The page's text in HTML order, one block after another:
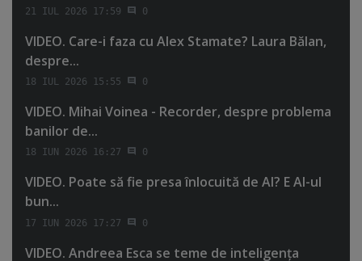
21 IUL 2026 17:59 0
VIDEO. Care-i faza cu Alex Stamate? Laura Bălan,
despre...
18 IUL 2026 15:55 0
VIDEO. Mihai Voinea - Recorder, despre problema
banilor de...
18 IUN 2026 16:27 0
VIDEO. Poate să fie presa înlocuită de AI? E AI-ul
bun...
17 IUN 2026 17:27 0
VIDEO. Andreea Esca se teme de inteligenţa